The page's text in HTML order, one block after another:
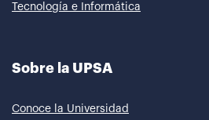
Tecnología e Informática
Sobre la UPSA
Conoce la Universidad